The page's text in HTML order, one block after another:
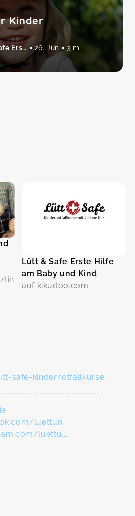
Kinder
von Lütt & Safe Erste Hilfe am Baby und Kind 26. Jun 3 m
Lütt & Safe Erste Hilfe
am Baby und Kind
auf kikudoo.com
safe-kindernotfallkurse
luettun...
luettu...